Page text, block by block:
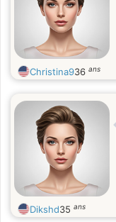
Christina936 ans
Dikshd35 ans